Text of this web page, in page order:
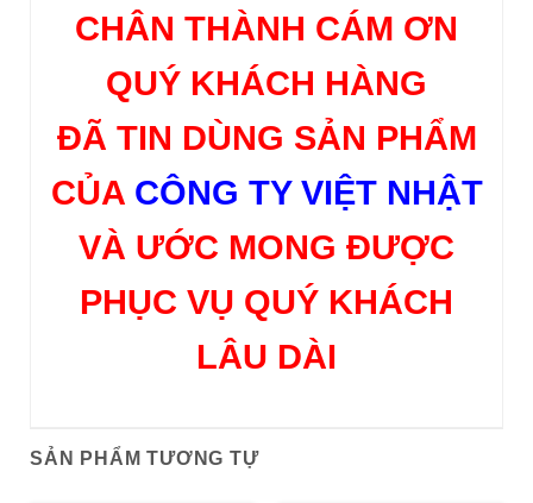
CHÂN THÀNH CÁM ƠN
QUÝ KHÁCH HÀNG
ĐÃ TIN DÙNG SẢN PHẨM
CỦA CÔNG TY VIỆT NHẬT
VÀ ƯỚC MONG ĐƯỢC
PHỤC VỤ QUÝ KHÁCH
LÂU DÀI
SẢN PHẨM TƯƠNG TỰ